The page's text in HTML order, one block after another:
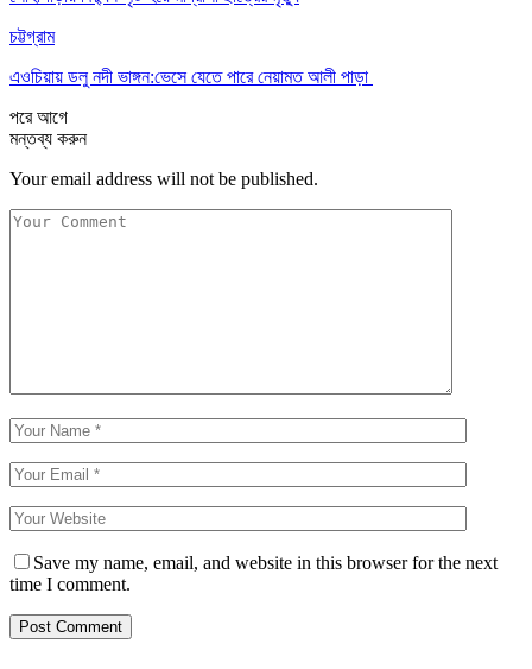
চট্টগ্রাম
এওচিয়ায় ডলু নদী ভাঙ্গন:ভেসে যেতে পারে নেয়ামত আলী পাড়া
পরেআগে
মন্তব্য করুন
Your email address will not be published.
Save my name, email, and website in this browser for the next
time I comment.